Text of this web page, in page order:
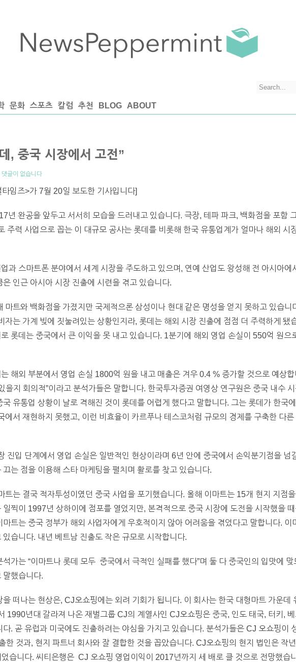
문화 스포츠 칼럼 추천 BLOG ABOUT
, 중국 시장에서 고전”
댓글이 없습니다
임즈>가 7월 20일 보도한 기사입니다]
년 완공을 앞두고 서서히 모습을 드러내고 있습니다. 극장, 테파 파크, 백화점을 포함
주력 사업으로 꼽는 이 대규모 공사는 롯데를 비롯해 한국 유통업계가 얼마나 해외 시
과 스마트폰 분야에서 세계 시장을 주도하고 있으며, 연예 산업도 왕성해 전 아시아에
인근 아시아 시장 진출에 시련을 겪고 있습니다.
마트와 백화점을 가졌지만 국제적으론 삼성이나 현대 같은 명성을 얻지 못하고 있습니
자는 가계 빚에 짓눌려있는 상황인지라, 롯데는 해외 시장 진출에 점점 더 주력하게 됐
롯데는 중국에서 큰 이익을 못 내고 있습니다. 1분기에 해외 영업 손실이 550억 원으
해외 부분에서 영업 손실 1800억 원을 내고 매출은 겨우 0.4 % 증가할 것으로 예상합
을지 회의적”이라고 분석가들은 말합니다. 한국투자증권 여영상 연구원은 중국 내수
유통업 상황이 날로 격해진 것이 롯데를 어렵게 했다고 말합니다. 그는 롯데가 한국
에서 재현하지 못했고, 이런 비효율이 카르푸나 테스코처럼 규모의 경제를 구축한 다른
진입 단계에서 영업 손실은 일반적인 현상이라며 6년 안에 중국에서 손익분기점을 넘
는 점을 이용해 스타 마케팅을 펼치며 활로를 찾고 있습니다.
트는 결국 적자투성이였던 중국 사업을 포기했습니다. 올해 이마트는 15개 현지 지점
찍이 1997년 상하이에 점포를 열었지만, 본격적으로 중국 시장에 도전을 시작했을
트는 중국 정부가 해외 사업자에게 우호적이지 않아 어려움을 겪었다고 말합니다. 이
습니다. 내년 베트남 진출도 작은 규모로 시작합니다.
가는 “이마트나 롯데 모두 중국에서 극적인 실패를 했다”며 둘 다 중국인의 입맛에
말했습니다.
떠나는 현상은, CJ오쇼핑에는 외려 기회가 됩니다. 이 회사는 한국 대형마트 가운데
1990년대 갈라져 나온 재벌그룹 CJ의 계열사인 CJ오쇼핑은 중국, 인도 태국, 터키,
. 곧 유럽과 미국에도 진출하려는 야심을 가지고 있습니다. 분석가들은 CJ 오쇼핑이
한 것과, 현지 파트너 회사와 잘 결합한 것을 꼽았습니다. CJ오쇼핑의 현지 법인은 작
습니다. 씨티은행은 CJ 오쇼핑 영업이익이 2017년까지 세 배로 클 것으로 전망했습